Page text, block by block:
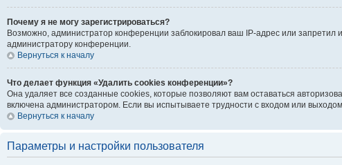
Почему я не могу зарегистрироваться?
Возможно, администратор конференции заблокировал ваш IP-адрес или запретил
администратору конференции.
Вернуться к началу
Что делает функция «Удалить cookies конференции»?
Она удаляет все созданные cookies, которые позволяют вам оставаться
включена администратором. Если вы испытываете трудности с входом или
Вернуться к началу
Параметры и настройки пользователя